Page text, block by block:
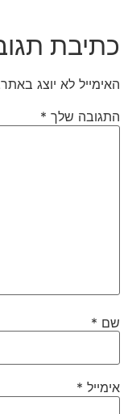
כתיבת
האימייל לא יוצג
התגובה שלך *
שם *
אימייל *